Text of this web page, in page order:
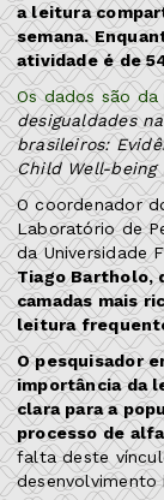
a leitura
semana.
atividade é de
Os dados são
desigualdades
brasileiros:
Child Well-
O coordenador
Laboratório de
da Universidade
Tiago Bartholo,
camadas mais
leitura
O pesquisador
importância da
clara para a
processo de
falta deste
desenvolvimento